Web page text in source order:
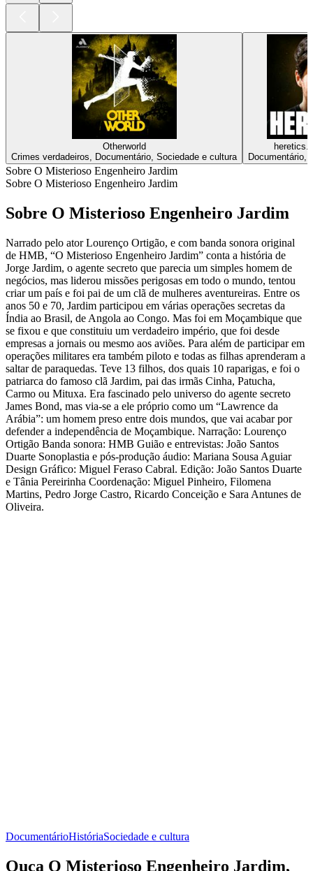
Otherworld
Crimes verdadeiros, Documentário, Sociedade e cultura
heretics.
Documentário,
Sobre O Misterioso Engenheiro Jardim
Sobre O Misterioso Engenheiro Jardim
Sobre O Misterioso Engenheiro Jardim
Narrado pelo ator Lourenço Ortigão, e com banda sonora original
de HMB, “O Misterioso Engenheiro Jardim” conta a história de
Jorge Jardim, o agente secreto que parecia um simples homem de
negócios, mas liderou missões perigosas em todo o mundo, tentou
criar um país e foi pai de um clã de mulheres aventureiras. Entre os
anos 50 e 70, Jardim participou em várias operações secretas da
Índia ao Brasil, de Angola ao Congo. Mas foi em Moçambique que
se fixou e que constituiu um verdadeiro império, que foi desde
empresas a jornais ou mesmo aos aviões. Para além de participar em
operações militares era também piloto e todas as filhas aprenderam a
saltar de paraquedas. Teve 13 filhos, dos quais 10 raparigas, e foi o
patriarca do famoso clã Jardim, pai das irmãs Cinha, Patucha,
Carmo ou Mituxa. Era fascinado pelo universo do agente secreto
James Bond, mas via-se a ele próprio como um “Lawrence da
Arábia”: um homem preso entre dois mundos, que vai acabar por
defender a independência de Moçambique. Narração: Lourenço
Ortigão Banda sonora: HMB Guião e entrevistas: João Santos
Duarte Sonoplastia e pós-produção áudio: Mariana Sousa Aguiar
Design Gráfico: Miguel Feraso Cabral. Edição: João Santos Duarte
e Tânia Pereirinha Coordenação: Miguel Pinheiro, Filomena
Martins, Pedro Jorge Castro, Ricardo Conceição e Sara Antunes de
Oliveira.
DocumentárioHistóriaSociedade e cultura
Ouça O Misterioso Engenheiro Jardim,